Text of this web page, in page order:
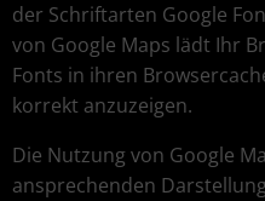
der Schriftarten Google
von Google Maps lädt Ihr
Fonts in ihren
korrekt anzuzeigen.
Die Nutzung von Google
ansprechenden